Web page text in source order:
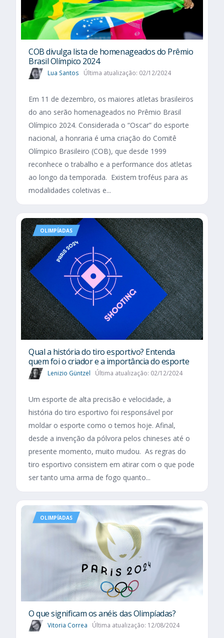
COB divulga lista de homenageados do Prêmio
Brasil Olímpico 2024
Lua Santos Última atualização: 02/12/2024
Em 11 de dezembro, os maiores atletas brasileiros
do ano serão homenageados no Prêmio Brasil
Olímpico 2024. Considerada o “Oscar” do esporte
nacional, a honraria é uma criação do Comitê
Olímpico Brasileiro (COB), que desde 1999
reconhece o trabalho e a performance dos atletas
ao longo da temporada. Existem troféus para as
modalidades coletivas e...
OLIMPÍADAS
Qual a história do tiro esportivo? Entenda
quem foi o criador e a importância do esporte
Lenizio Güntzel Última atualização: 02/12/2024
Um esporte de alta precisão e velocidade, a
história do tiro esportivo foi responsável por
moldar o esporte como o temos hoje. Afinal,
desde a invenção da pólvora pelos chineses até o
presente momento, muito mudou. As regras do
tiro esportivo consistem em atirar com o que pode
ser tanto uma arma de fogo quanto...
OLIMPÍADAS
O que significam os anéis das Olimpíadas?
Vitoria Correa Última atualização: 12/08/2024